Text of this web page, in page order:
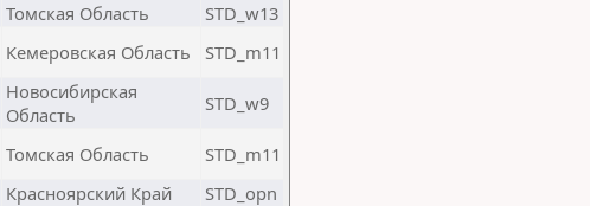
Томская Область
STD_w13
Кемеровская Область STD_m11
Новосибирская
Область
STD_w9
Томская Область
STD_m11
Красноярский Край
STD_opn